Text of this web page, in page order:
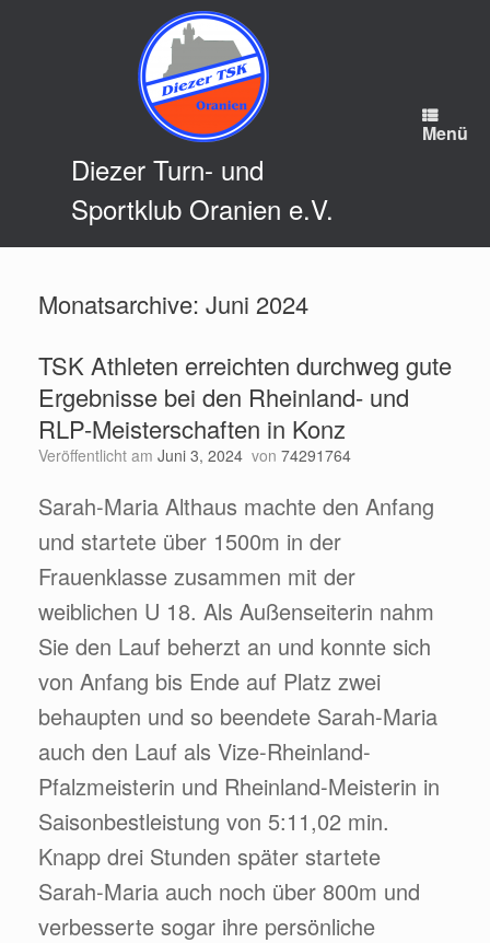
Diezer Turn- und
Sportklub Oranien e.V.
Menü
Monatsarchive: Juni 2024
TSK Athleten erreichten durchweg gute
Ergebnisse bei den Rheinland- und
RLP-Meisterschaften in Konz
Veröffentlicht am Juni 3, 2024 von 74291764
Sarah-Maria Althaus machte den Anfang
und startete über 1500m in der
Frauenklasse zusammen mit der
weiblichen U 18. Als Außenseiterin nahm
Sie den Lauf beherzt an und konnte sich
von Anfang bis Ende auf Platz zwei
behaupten und so beendete Sarah-Maria
auch den Lauf als Vize-Rheinland-
Pfalzmeisterin und Rheinland-Meisterin in
Saisonbestleistung von 5:11,02 min.
Knapp drei Stunden später startete
Sarah-Maria auch noch über 800m und
verbesserte sogar ihre persönliche